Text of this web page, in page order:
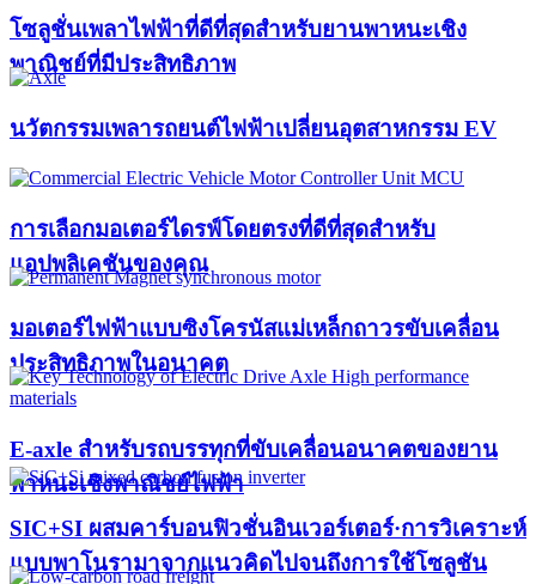
โซลูชั่นเพลาไฟฟ้าที่ดีที่สุดสำหรับยานพาหนะเชิง
พาณิชย์ที่มีประสิทธิภาพ
นวัตกรรมเพลารถยนต์ไฟฟ้าเปลี่ยนอุตสาหกรรม EV
การเลือกมอเตอร์ไดรฟ์โดยตรงที่ดีที่สุดสำหรับ
แอปพลิเคชันของคุณ
มอเตอร์ไฟฟ้าแบบซิงโครนัสแม่เหล็กถาวรขับเคลื่อน
ประสิทธิภาพในอนาคต
E-axle สำหรับรถบรรทุกที่ขับเคลื่อนอนาคตของยาน
พาหนะเชิงพาณิชย์ไฟฟ้า
SIC+SI ผสมคาร์บอนฟิวชั่นอินเวอร์เตอร์·การวิเคราะห์
แบบพาโนรามาจากแนวคิดไปจนถึงการใช้โซลูชัน